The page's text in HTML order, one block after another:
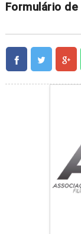
Formulário